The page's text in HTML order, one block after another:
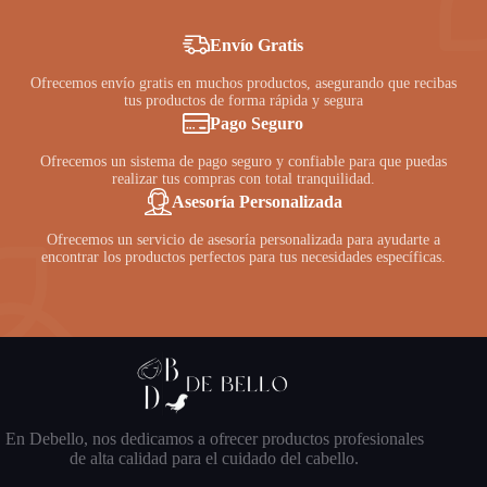
Envío Gratis
Ofrecemos envío gratis en muchos productos, asegurando que recibas
tus productos de forma rápida y segura
Pago Seguro
Ofrecemos un sistema de pago seguro y confiable para que puedas
realizar tus compras con total tranquilidad.
Asesoría Personalizada
Ofrecemos un servicio de asesoría personalizada para ayudarte a
encontrar los productos perfectos para tus necesidades específicas.
En Debello, nos dedicamos a ofrecer productos profesionales
de alta calidad para el cuidado del cabello.